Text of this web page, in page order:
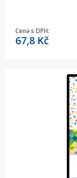
Cena s DPH:
67,8 Kč